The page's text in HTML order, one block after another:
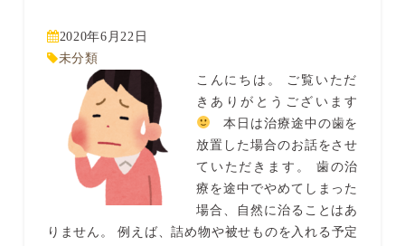
2020年6月22日
未分類
こんにちは。 ご覧いただ
きありがとうございます
本日は治療途中の歯を
放置した場合のお話をさせ
ていただきます。 歯の治
療を途中でやめてしまった
場合、自然に治ることはあ
りません。 例えば、詰め物や被せものを入れる予定